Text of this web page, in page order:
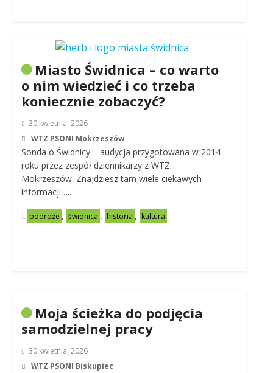
Miasto Świdnica – co warto
o nim wiedzieć i co trzeba
koniecznie zobaczyć?
30 kwietnia, 2026
WTZ PSONI Mokrzeszów
Sonda o Świdnicy – audycja przygotowana w 2014
roku przez zespół dziennikarzy z WTZ
Mokrzeszów. Znajdziesz tam wiele ciekawych
informacji…..
podroże , świdnica , historia , kultura
Moja ścieżka do podjęcia
samodzielnej pracy
30 kwietnia, 2026
WTZ PSONI Biskupiec